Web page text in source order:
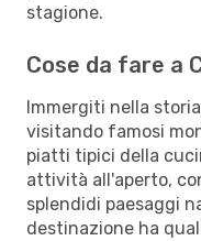
stagione.
Cose da fare a
Immergiti nella
visitando famosi
piatti tipici della
attività all'aperto,
splendidi paesaggi
destinazione ha